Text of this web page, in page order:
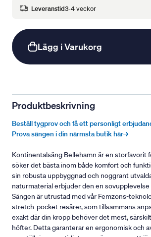
Leveranstid3-4 veckor
Lägg i Varukorg
Produktbeskrivning
Beställ tygprov och få ett personligt
Prova sängen i din närmsta butik här→
Kontinentalsäng Bellehamn är en storfavorit
söker det bästa inom både komfort och
sin robusta uppbyggnad och noggrant
naturmaterial erbjuder den en sovupplevelse
Sängen är utrustad med vår Femzons-
stretch-pocket resårer, som tillsammans
exakt där din kropp behöver det mest,
höfter. Detta garanterar en ergonomisk och